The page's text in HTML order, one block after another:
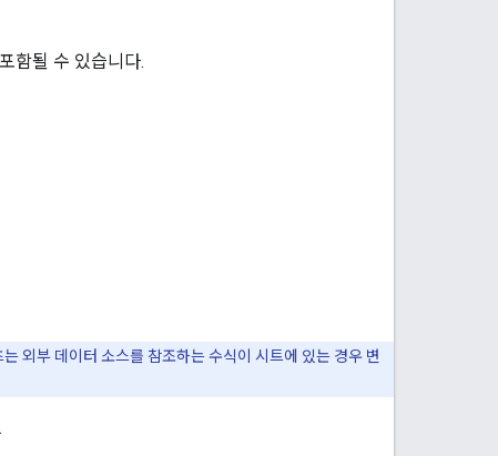
함될 수 있습니다.
외부 데이터 소스를 참조하는 수식이 시트에 있는 경우 변